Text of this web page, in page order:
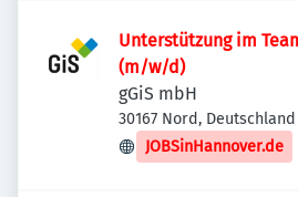
Unterstützung im
(m/w/d)
gGiS mbH
30167 Nord, Deutschland
JOBSinHannover.de